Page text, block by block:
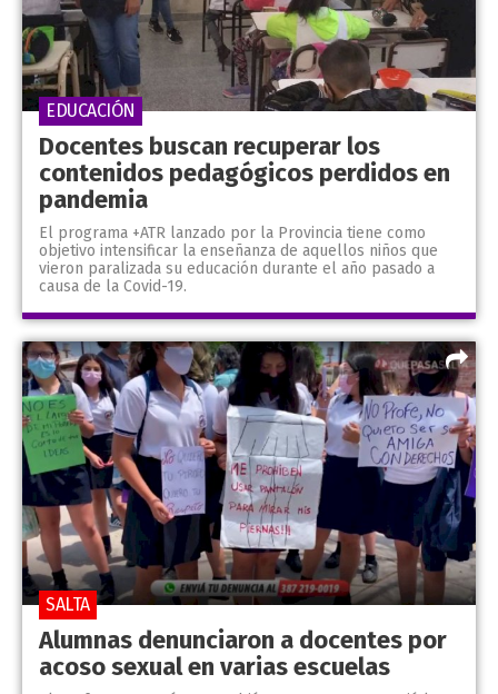
Docentes buscan recuperar los
contenidos pedagógicos perdidos en
pandemia
El programa +ATR lanzado por la Provincia tiene como
objetivo intensificar la enseñanza de aquellos niños que
vieron paralizada su educación durante el año pasado a
causa de la Covid-19.
EDUCACIÓN
Alumnas denunciaron a docentes por
acoso sexual en varias escuelas
SALTA